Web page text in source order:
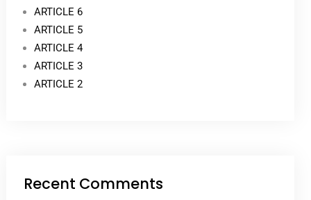
ARTICLE 6
ARTICLE 5
ARTICLE 4
ARTICLE 3
ARTICLE 2
Recent Comments